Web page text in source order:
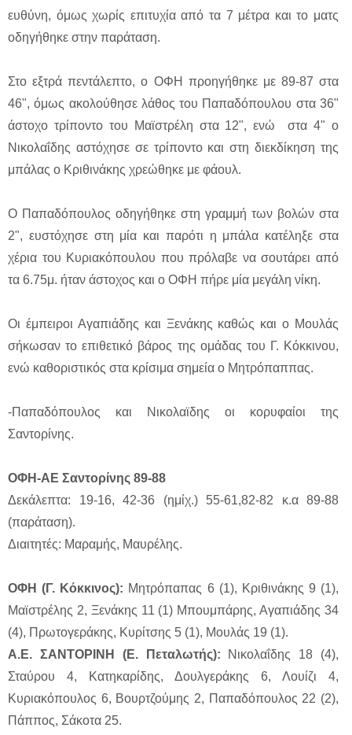
ευθύνη, όμως χωρίς επιτυχία από τα 7 μέτρα και το ματς
οδηγήθηκε στην παράταση.
Στο εξτρά πεντάλεπτο, ο ΟΦΗ προηγήθηκε με 89-87 στα
46", όμως ακολούθησε λάθος του Παπαδόπουλου στα 36"
άστοχο τρίποντο του Μαϊστρέλη στα 12", ενώ στα 4" ο
Νικολαΐδης αστόχησε σε τρίποντο και στη διεκδίκηση της
μπάλας ο Κριθινάκης χρεώθηκε με φάουλ.
Ο Παπαδόπουλος οδηγήθηκε στη γραμμή των βολών στα
2", ευστόχησε στη μία και παρότι η μπάλα κατέληξε στα
χέρια του Κυριακόπουλου που πρόλαβε να σουτάρει από
τα 6.75μ. ήταν άστοχος και ο ΟΦΗ πήρε μία μεγάλη νίκη.
Οι έμπειροι Αγαπιάδης και Ξενάκης καθώς και ο Μουλάς
σήκωσαν το επιθετικό βάρος της ομάδας του Γ. Κόκκινου,
ενώ καθοριστικός στα κρίσιμα σημεία ο Μητρόπαππας.
-Παπαδόπουλος και Νικολαϊδης οι κορυφαίοι της
Σαντορίνης.
ΟΦΗ-ΑΕ Σαντορίνης 89-88
Δεκάλεπτα: 19-16, 42-36 (ημίχ.) 55-61,82-82 κ.α 89-88
(παράταση).
Διαιτητές: Μαραμής, Μαυρέλης.
ΟΦΗ (Γ. Κόκκινος): Μητρόπαπας 6 (1), Κριθινάκης 9 (1),
Μαϊστρέλης 2, Ξενάκης 11 (1) Μπουμπάρης, Αγαπιάδης 34
(4), Πρωτογεράκης, Κυρίτσης 5 (1), Μουλάς 19 (1).
Α.Ε. ΣΑΝΤΟΡΙΝΗ (Ε. Πεταλωτής): Νικολαΐδης 18 (4),
Σταύρου 4, Κατηκαρίδης, Δουλγεράκης 6, Λουίζι 4,
Κυριακόπουλος 6, Βουρτζούμης 2, Παπαδόπουλος 22 (2),
Πάππος, Σάκοτα 25.